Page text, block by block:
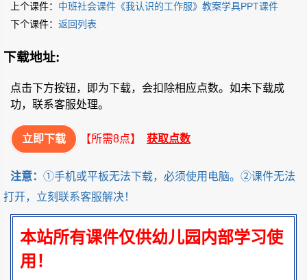
上个课件： 中班社会课件《我认识的工作服》教案学具PPT课件
下个课件： 返回列表
下载地址:
点击下方按钮，即为下载，会扣除相应点数。如未下载成
功，联系客服处理。
立即下载 【所需8点】 获取点数
注意： ①手机或平板无法下载，必须使用电脑。②课件无法
打开，立刻联系客服解决！
本站所有课件仅供幼儿园内部学习使
用！